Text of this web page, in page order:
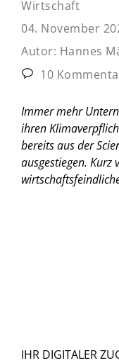
Wirtschaft
04. November
Autor: Hannes
10
Immer mehr
ihren
bereits aus der
ausgestiegen. Kurz
IHR DIGITALER